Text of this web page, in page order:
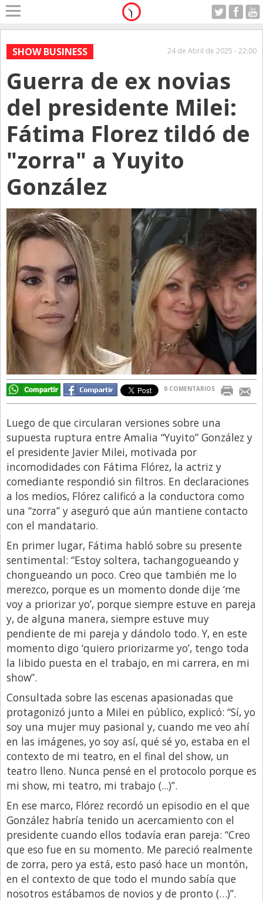
Home
A Motor
Alerta
Anticipo
Campo
Carrera & Emprendedores
Club House
Con Estilo
De Bolsillo
Diarios de Argentina
Diarios del Mundo
Directivos
Ecología y Ambiente
Economía
El Experto
El Innovador
El Precio Que Yo Ví
Entrevista
Entrevista Exclusiva
Finanzas
Gastronomia
Internacionales
La Opinión del Director
Legales
Libro de Quejas
Medios
Millonarios
Minuto Lanzamiento
Negocios
Opinion
País
Publicidad y Marketing
Real Estate y Propiedades
Responsabilidad Social
Salidas
Santa Fe
Show Business
Sociedad
Tecnología
Tendencias
Viajes
SHOW BUSINESS 24 de Abril de 2025 - 22:00
Guerra de ex novias
del presidente Milei:
Fátima Florez tildó de
"zorra" a Yuyito
González
0 COMENTARIOS
Luego de que circularan versiones sobre una
supuesta ruptura entre Amalia “Yuyito” González y
el presidente Javier Milei, motivada por
incomodidades con Fátima Flórez, la actriz y
comediante respondió sin filtros. En declaraciones
a los medios, Flórez calificó a la conductora como
una “zorra” y aseguró que aún mantiene contacto
con el mandatario.
En primer lugar, Fátima habló sobre su presente
sentimental: “Estoy soltera, tachangogueando y
chongueando un poco. Creo que también me lo
merezco, porque es un momento donde dije ‘me
voy a priorizar yo’, porque siempre estuve en pareja
y, de alguna manera, siempre estuve muy
pendiente de mi pareja y dándolo todo. Y, en este
momento digo ‘quiero priorizarme yo’, tengo toda
la libido puesta en el trabajo, en mi carrera, en mi
show”.
Consultada sobre las escenas apasionadas que
protagonizó junto a Milei en público, explicó: “Sí, yo
soy una mujer muy pasional y, cuando me veo ahí
en las imágenes, yo soy así, qué sé yo, estaba en el
contexto de mi teatro, en el final del show, un
teatro lleno. Nunca pensé en el protocolo porque es
mi show, mi teatro, mi trabajo (...)”.
En ese marco, Flórez recordó un episodio en el que
González habría tenido un acercamiento con el
presidente cuando ellos todavía eran pareja: “Creo
que eso fue en su momento. Me pareció realmente
de zorra, pero ya está, esto pasó hace un montón,
en el contexto de que todo el mundo sabía que
nosotros estábamos de novios y de pronto (…)”.